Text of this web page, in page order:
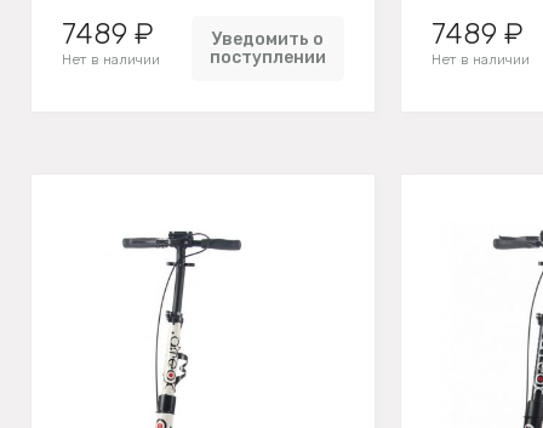
7489 ₽
Нет в наличии
Уведомить о
поступлении
7489 ₽
Нет в наличии